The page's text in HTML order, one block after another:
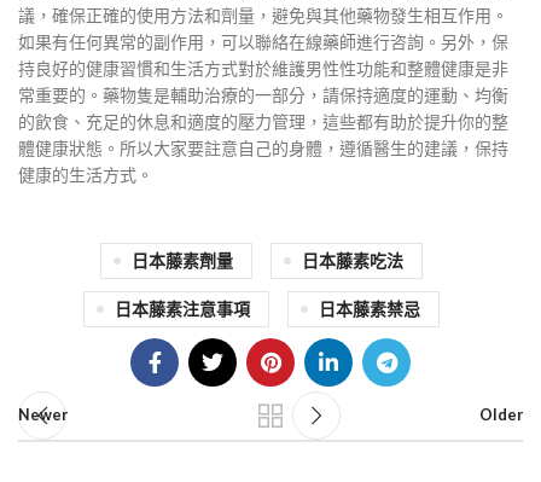
議，確保正確的使用方法和劑量，避免與其他藥物發生相互作用。
如果有任何異常的副作用，可以聯絡在線藥師進行咨詢。另外，保
持良好的健康習慣和生活方式對於維護男性性功能和整體健康是非
常重要的。藥物隻是輔助治療的一部分，請保持適度的運動、均衡
的飲食、充足的休息和適度的壓力管理，這些都有助於提升你的整
體健康狀態。所以大家要註意自己的身體，遵循醫生的建議，保持
健康的生活方式。
日本藤素劑量 日本藤素吃法
日本藤素注意事項 日本藤素禁忌
Newer Older